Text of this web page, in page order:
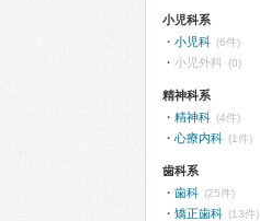
小児科系
小児科 (6件)
小児外科 (0)
精神科系
精神科 (4件)
心療内科 (1件)
歯科系
歯科 (25件)
矯正歯科 (13件)